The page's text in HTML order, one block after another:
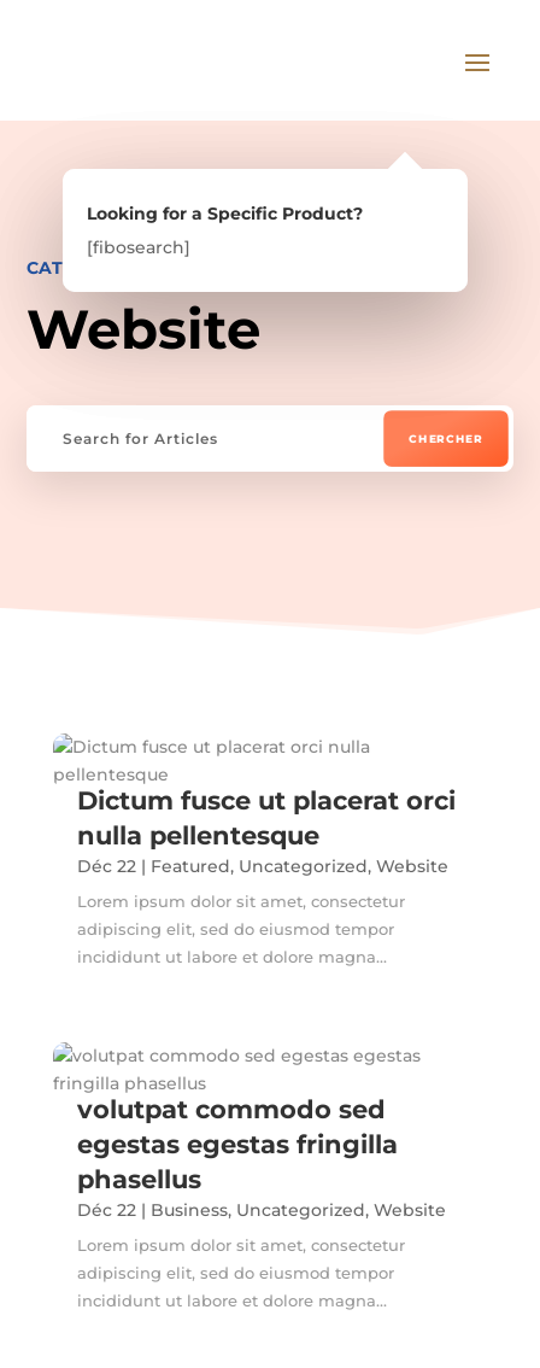
Looking for a Specific Product?
[fibosearch]
Looking for a Specific Product?
[fibosearch]
CATEGORY ARCHIVE
Website
Dictum fusce ut placerat orci
nulla pellentesque
Déc 22| Featured, Uncategorized, Website
Lorem ipsum dolor sit amet, consectetur
adipiscing elit, sed do eiusmod tempor
incididunt ut labore et dolore magna...
volutpat commodo sed
egestas egestas fringilla
phasellus
Déc 22| Business, Uncategorized, Website
Lorem ipsum dolor sit amet, consectetur
adipiscing elit, sed do eiusmod tempor
incididunt ut labore et dolore magna...